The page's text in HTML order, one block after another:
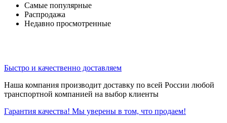
Самые популярные
Распродажа
Недавно просмотренные
Быстро и качественно доставляем
Наша компания производит доставку по всей России любой
транспортной компанией на выбор клиенты
Гарантия качества! Мы уверены в том, что продаем!